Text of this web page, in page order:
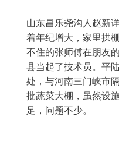
山东昌乐尧沟人赵新
着年纪增大，家里拱
不住的张师傅在朋友
县当起了技术员。平
处，与河南三门峡市
批蔬菜大棚，虽然设
足，问题不少。